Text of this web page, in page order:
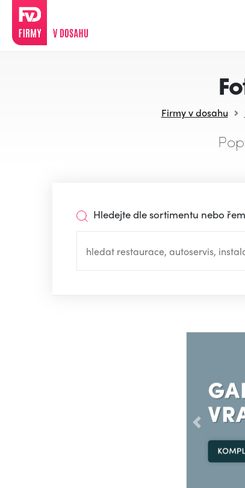
Firmy v dosahu
Hledejte dle sortimentu nebo
Předchozí